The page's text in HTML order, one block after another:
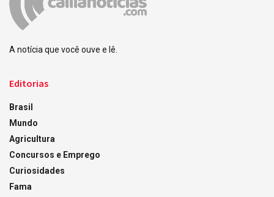
A notícia que você ouve e lê.
Editorias
Brasil
Mundo
Agricultura
Concursos e Emprego
Curiosidades
Fama